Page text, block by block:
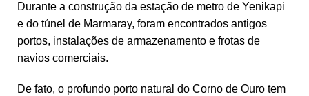
Durante a construção da estação de metro de Yenikapi
e do túnel de Marmaray, foram encontrados antigos
portos, instalações de armazenamento e frotas de
navios comerciais.
De fato, o profundo porto natural do Corno de Ouro tem